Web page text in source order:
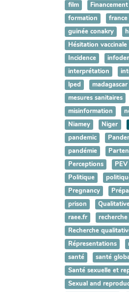
film
formation
france
guinée conakry
Hésitation vaccinale
Incidence
interprétation
lped
madagascar
mesures sanitaires
misinformation
Niamey
Niger
pandemic
pandémie
Perceptions
PEV
Politique
Pregnancy
prison
raee.fr
recherche
Recherche
Répresentations
santé
santé
Santé sexuelle et
Sexual and